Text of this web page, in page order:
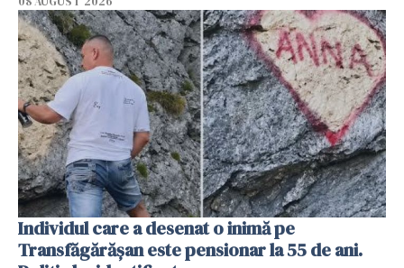
Individul care a desenat o inimă pe
Transfăgărășan este pensionar la 55 de ani.